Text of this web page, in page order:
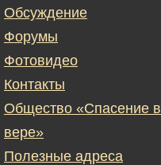
Обсуждение
Форумы
Фотовидео
Контакты
Общество «Спасение в
вере»
Полезные адреса